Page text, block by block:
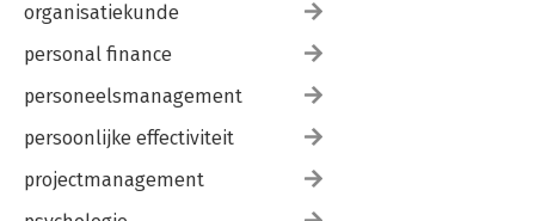
organisatiekunde
personal finance
personeelsmanagement
persoonlijke effectiviteit
projectmanagement